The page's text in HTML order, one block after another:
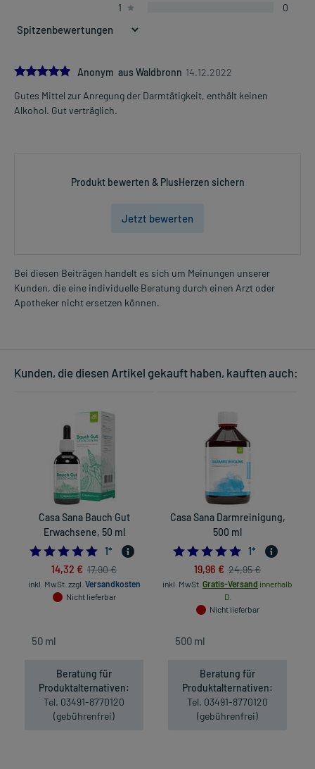
1
0
5.0Anonym aus Waldbronn 14.12.2022
Gutes Mittel zur Anregung der Darmtätigkeit, enthält keinen
Alkohol. Gut verträglich.
Produkt bewerten & PlusHerzen sichern
Jetzt bewerten
Bei diesen Beiträgen handelt es sich um Meinungen unserer
Kunden, die eine individuelle Beratung durch einen Arzt oder
Apotheker nicht ersetzen können.
Kunden, die diesen Artikel gekauft haben, kauften auch:
Casa Sana Bauch Gut
Erwachsene, 50 ml
5.0
1*
14,32 € 17,90 €
inkl. MwSt. zzgl. Versandkosten
Nicht lieferbar
Beratung für
Produktalternativen:
Tel. 03491-8770120
(gebührenfrei)
Casa Sana Darmreinigung,
500 ml
5.0
1*
19,96 € 24,95 €
inkl. MwSt. Gratis-Versand innerhalb
D.
Nicht lieferbar
Beratung für
Produktalternativen:
Tel. 03491-8770120
(gebührenfrei)